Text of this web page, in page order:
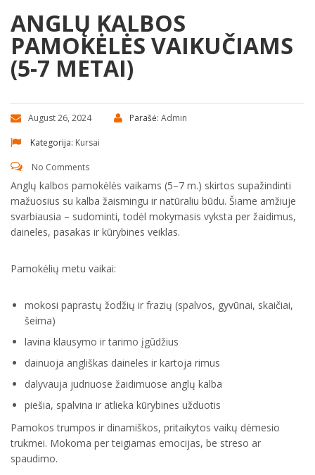
ANGLŲ KALBOS
PAMOKĖLĖS VAIKUČIAMS
(5-7 METAI)
August 26, 2024 Parašė: Admin
Kategorija: Kursai
No Comments
Anglų kalbos pamokėlės vaikams (5–7 m.) skirtos supažindinti
mažuosius su kalba žaismingu ir natūraliu būdu. Šiame amžiuje
svarbiausia – sudominti, todėl mokymasis vyksta per žaidimus,
daineles, pasakas ir kūrybines veiklas.
Pamokėlių metu vaikai:
mokosi paprastų žodžių ir frazių (spalvos, gyvūnai, skaičiai,
šeima)
lavina klausymo ir tarimo įgūdžius
dainuoja angliškas daineles ir kartoja rimus
dalyvauja judriuose žaidimuose anglų kalba
piešia, spalvina ir atlieka kūrybines užduotis
Pamokos trumpos ir dinamiškos, pritaikytos vaikų dėmesio
trukmei. Mokoma per teigiamas emocijas, be streso ar
spaudimo.